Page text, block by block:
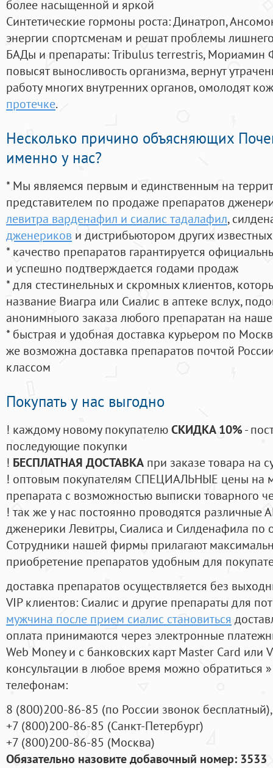
более насыщенной и яркой
Синтетические гормоны роста: Динатроп,
энергии спортсменам и решат проблемы
БАДы и препараты:Tribulus terrestris, Мориамин
повысят выносливость организма, вернут
работу многих внутренних органов, омолодят
протечке.
Несколько причино объясняющих
именно у нас?
* Мы являемся первым и единственным на
представителем по продаже препаратов
левитра варденафил и сиалис тадалафил,
дженериков и дистрибьютором других
* качество препаратов гарантируется
и успешно подтверждается годами продаж
* для стестинельных и скромных клиентов,
название Виагра или Сиалис в аптеке вслух,
анонимныого заказа любого препаратан на
* быстрая и удобная доставка курьером по
же возможна доставка препаратов почтой
классом
Покупать у нас выгодно
! каждому новому покупателюСКИДКА 10%-
последующие покупки
! БЕСПЛАТНАЯ ДОСТАВКА при заказе товара на
! оптовым покупателям СПЕЦИАЛЬНЫЕ цены на
препарата с возможностью выписки товарного
! так же у нас постоянно проводятся
дженерики Левитры, Сиалиса и Силденафила по
Cотрудники нашей фирмы прилагают
приобретение препаратов удобным для
доставка препаратов осуществляется без
VIP клиентов: Сиалис и другие препараты для
мужчина после прием сиалис становиться
оплата принимаются через электронные
Web Money и с банковских карт Master Card или
консультации в любое время можно обратиться
телефонам:
8 (800)200-86-85 (по России звонок бесплатный),
+7 (800)200-86-85 (Санкт-Петербург)
+7 (800)200-86-85 (Москва)
Обязательно назовите добавочный номер: 3533